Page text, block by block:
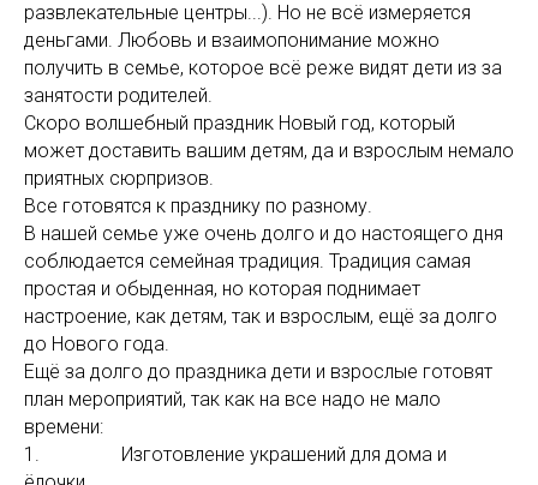
развлекательные центры...). Но не всё измеряется
деньгами. Любовь и взаимопонимание можно
получить в семье, которое всё реже видят дети из за
занятости родителей.
Скоро волшебный праздник Новый год, который
может доставить вашим детям, да и взрослым немало
приятных сюрпризов.
Все готовятся к празднику по разному.
В нашей семье уже очень долго и до настоящего дня
соблюдается семейная традиция. Традиция самая
простая и обыденная, но которая поднимает
настроение, как детям, так и взрослым, ещё за долго
до Нового года.
Ещё за долго до праздника дети и взрослые готовят
план мероприятий, так как на все надо не мало
времени:
1. Изготовление украшений для дома и